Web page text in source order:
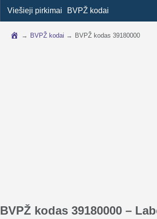
Viešieji pirkimai BVPŽ kodai
→ BVPŽ kodai → BVPŽ kodas 39180000
BVPŽ kodas 39180000 –